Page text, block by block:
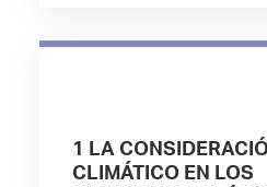
1 LA
CLIMÁTICO EN LOS